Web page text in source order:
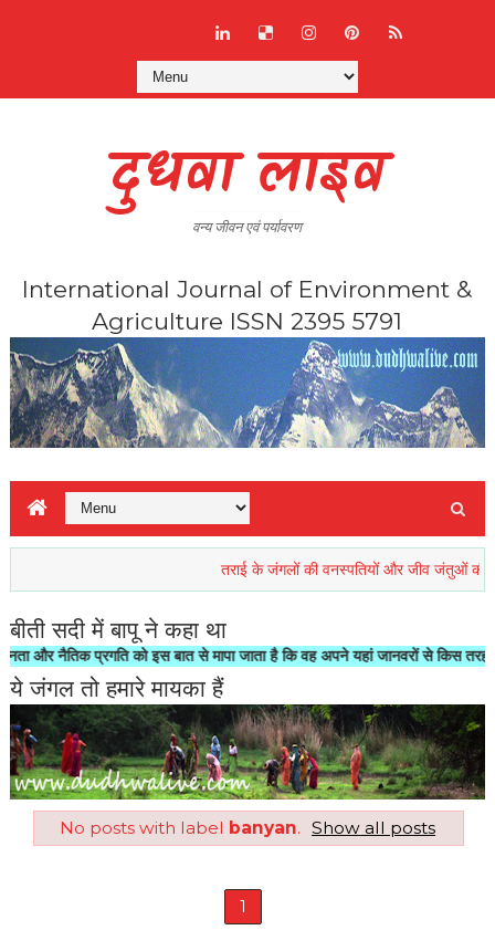
दुधवा लाइव
वन्य जीवन एवं पर्यावरण
International Journal of Environment &
Agriculture ISSN 2395 5791
तराई के जंगलों की वनस्पतियों और जीव जंतुओं की
बीती सदी में बापू ने कहा था
नैतिक प्रगति को इस बात से मापा जाता है कि वह अपने यहां जानवरों से किस तरह का
ये जंगल तो हमारे मायका हैं
No posts with label banyan. Show all posts
1